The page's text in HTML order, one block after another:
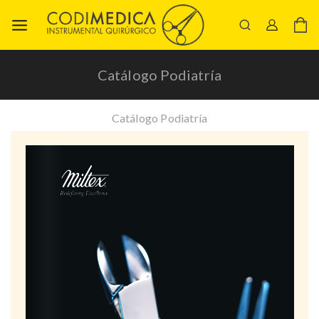
Catálogo Podiatría
Catálogo Podiatría